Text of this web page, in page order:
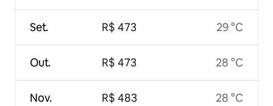
Set.
Out.
Nov.
R$ 473
R$ 473
R$ 483
29 °C
28 °C
28 °C